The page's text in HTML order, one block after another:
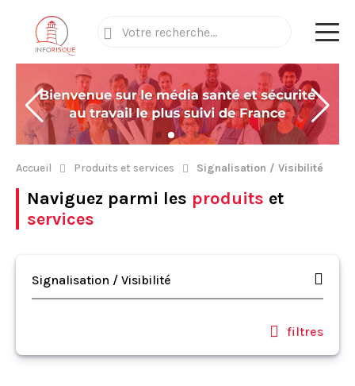
Accueil Produits et services Signalisation / Visibilité
Naviguez parmi les produits et
services
Signalisation / Visibilité
filtres